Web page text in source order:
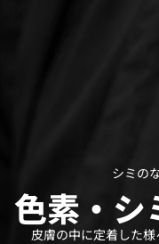
シミの
色素・シ
皮膚の中に定着した